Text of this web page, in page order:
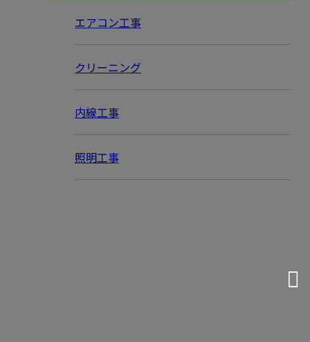
エアコン工事
クリーニング
内線工事
照明工事